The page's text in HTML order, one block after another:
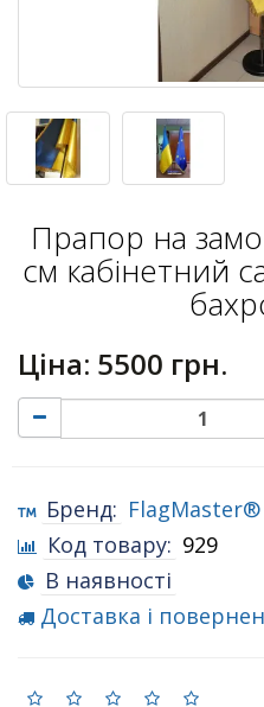
Прапор на
см кабінетний
Ціна: 5500 грн.
Бренд: FlagMaster®
Код товару: 929
В наявності
Доставка і